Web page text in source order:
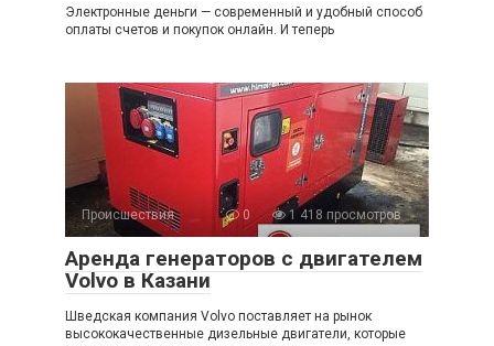
Электронные деньги — современный и удобный способ
оплаты счетов и покупок онлайн. И теперь
Происшествия 0 1 418 просмотров
Аренда генераторов с двигателем
Volvo в Казани
Шведская компания Volvo поставляет на рынок
высококачественные дизельные двигатели, которые